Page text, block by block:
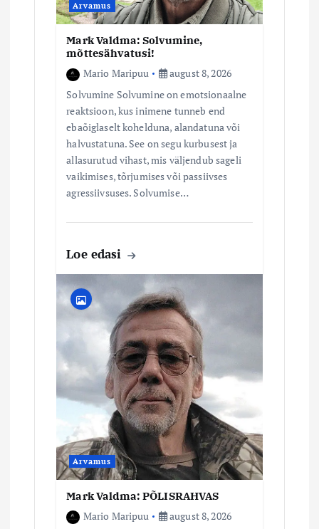
Arvamus
Mark Valdma: Solvumine,
mõttesähvatusi!
Mario Maripuu
august 8, 2026
Solvumine Solvumine on emotsionaalne
reaktsioon, kus inimene tunneb end
ebaõiglaselt kohelduna, alandatuna või
halvustatuna. See on segu kurbusest ja
allasurutud vihast, mis väljendub sageli
vaikimises, tõrjumises või passiivses
agressiivsuses. Solvumise…
Loe edasi
Arvamus
Mark Valdma: PÕLISRAHVAS
Mario Maripuu
august 8, 2026